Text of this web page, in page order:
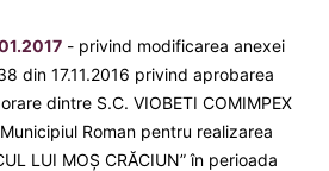
- privind modificarea anexei
din 17.11.2016 privind aprobarea
dintre S.C. VIOBETI COMIMPEX
Roman pentru realizarea
LUI MOȘ CRĂCIUN” în perioada